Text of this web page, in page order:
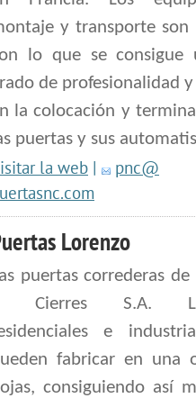
y transporte son
lo que se consigue
de profesionalidad
la colocación y
puertas y sus
la web |
pnc@
Lorenzo
puertas correderas de
Cierres S.A.
e
fabricar en una
consiguiendo así